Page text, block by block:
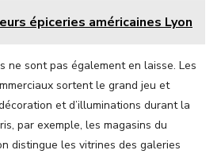
épiceries américaines Lyon
ne sont pas également en laisse. Les
sortent le grand jeu et
et d’illuminations durant la
par exemple, les magasins du
distingue les vitrines des galeries